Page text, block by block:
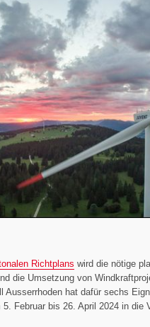
Richtplans wird die nötige
die Umsetzung von
Ausserrhoden hat dafür sechs
Februar bis 26. April 2024 in die